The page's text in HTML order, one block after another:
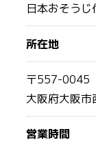
日本おそう
所在地
〒557-0045
大阪府大阪
営業時間